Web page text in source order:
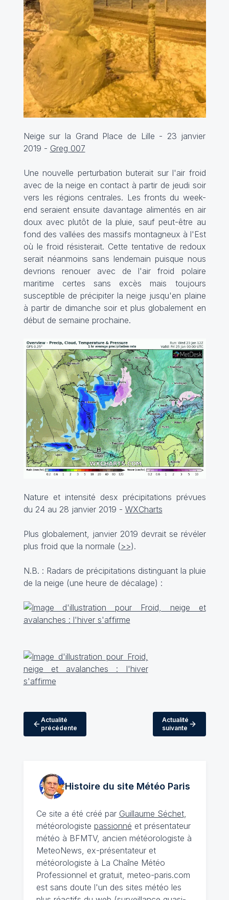
Neige sur la Grand Place de Lille - 23 janvier
2019 - Greg 007
Une nouvelle perturbation buterait sur l'air froid
avec de la neige en contact à partir de jeudi soir
vers les régions centrales. Les fronts du week-
end seraient ensuite davantage alimentés en air
doux avec plutôt de la pluie, sauf peut-être au
fond des vallées des massifs montagneux à l'Est
où le froid résisterait. Cette tentative de redoux
serait néanmoins sans lendemain puisque nous
devrions renouer avec de l'air froid polaire
maritime certes sans excès mais toujours
susceptible de précipiter la neige jusqu'en plaine
à partir de dimanche soir et plus globalement en
début de semaine prochaine.
Nature et intensité desx précipitations prévues
du 24 au 28 janvier 2019 - WXCharts
Plus globalement, janvier 2019 devrait se révéler
plus froid que la normale (>>).
N.B. : Radars de précipitations distinguant la pluie
de la neige (une heure de décalage) :
Actualité
précédente
Actualité
suivante
Histoire du site MétéoParis
Ce site a été créé par Guillaume Séchet,
météorologiste passionné et présentateur
météo à BFMTV, ancien météorologiste à
MeteoNews, ex-présentateur et
météorologiste à La Chaîne Météo
Professionnel et gratuit, meteo-paris.com
est sans doute l'un des sites météo les